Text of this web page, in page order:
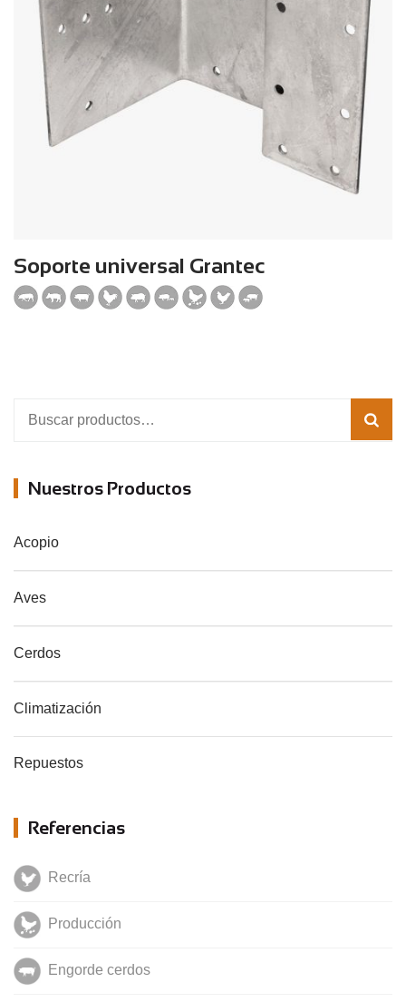
Soporte universal Grantec
Nuestros Productos
Acopio
Aves
Cerdos
Climatización
Repuestos
Referencias
Recría
Producción
Engorde cerdos